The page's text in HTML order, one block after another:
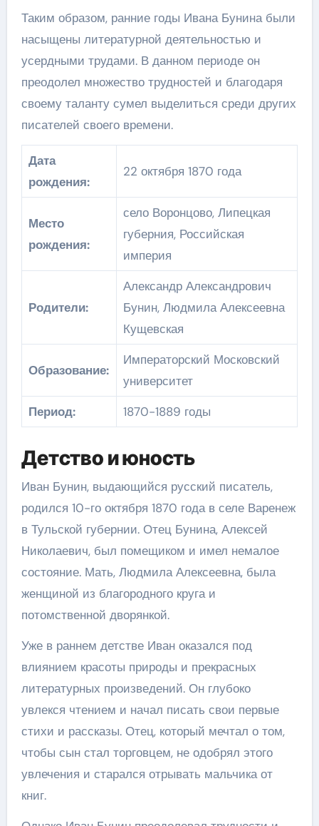
Таким образом, ранние годы Ивана Бунина были
насыщены литературной деятельностью и
усердными трудами. В данном периоде он
преодолел множество трудностей и благодаря
своему таланту сумел выделиться среди других
писателей своего времени.
Дата
рождения:
22 октября 1870 года
Место
рождения:
село Воронцово, Липецкая
губерния, Российская
империя
Родители:
Александр Александрович
Бунин, Людмила Алексеевна
Кущевская
Образование:
Императорский Московский
университет
Период:
1870-1889 годы
Детство и юность
Иван Бунин, выдающийся русский писатель,
родился 10-го октября 1870 года в селе Варенеж
в Тульской губернии. Отец Бунина, Алексей
Николаевич, был помещиком и имел немалое
состояние. Мать, Людмила Алексеевна, была
женщиной из благородного круга и
потомственной дворянкой.
Уже в раннем детстве Иван оказался под
влиянием красоты природы и прекрасных
литературных произведений. Он глубоко
увлекся чтением и начал писать свои первые
стихи и рассказы. Отец, который мечтал о том,
чтобы сын стал торговцем, не одобрял этого
увлечения и старался отрывать мальчика от
книг.